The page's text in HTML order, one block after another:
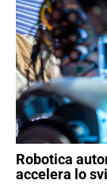
Robotica
accelera lo